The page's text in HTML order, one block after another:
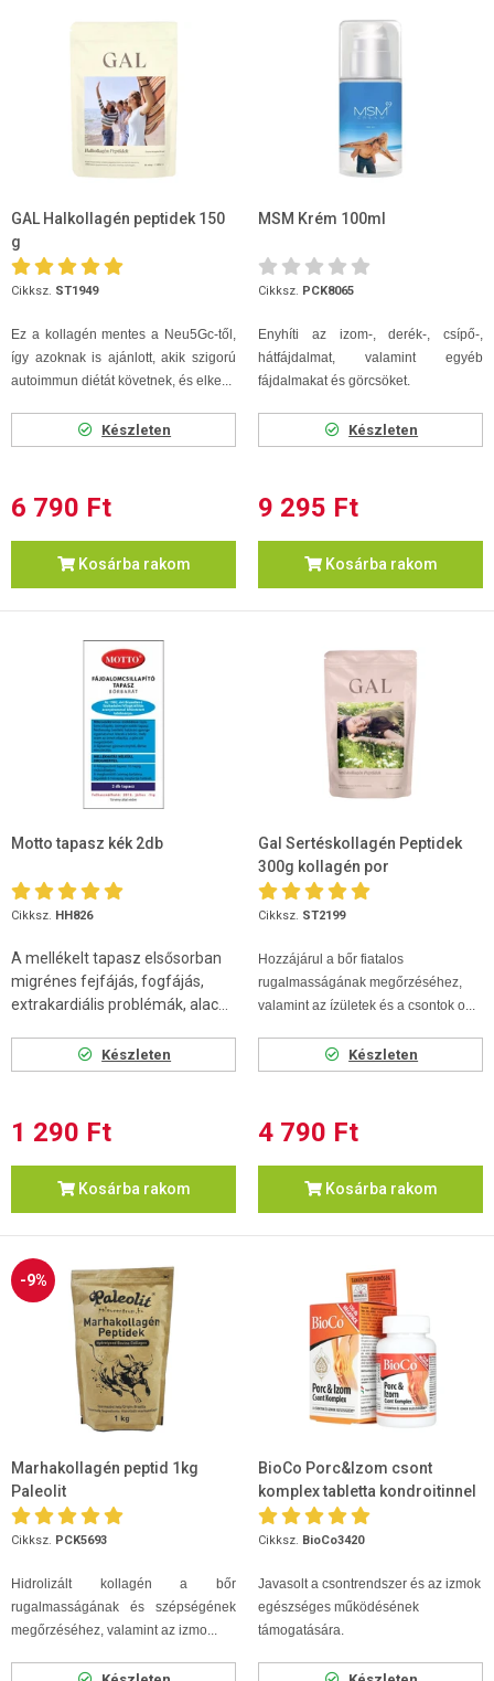
GAL Halkollagén peptidek 150
g
Cikksz. ST1949
Ez a kollagén mentes a Neu5Gc-től,
így azoknak is ajánlott, akik szigorú
autoimmun diétát követnek, és elke...
Készleten
6 790 Ft
Kosárba rakom
MSM Krém 100ml
Cikksz. PCK8065
Enyhíti az izom-, derék-, csípő-,
hátfájdalmat, valamint egyéb
fájdalmakat és görcsöket.
Készleten
9 295 Ft
Kosárba rakom
Motto tapasz kék 2db
Cikksz. HH826
A mellékelt tapasz elsősorban
migrénes fejfájás, fogfájás,
extrakardiális problémák, alac...
Készleten
1 290 Ft
Kosárba rakom
Gal Sertéskollagén Peptidek
300g kollagén por
Cikksz. ST2199
Hozzájárul a bőr fiatalos
rugalmasságának megőrzéséhez,
valamint az ízületek és a csontok o...
Készleten
4 790 Ft
Kosárba rakom
-9%
Marhakollagén peptid 1kg
Paleolit
Cikksz. PCK5693
Hidrolizált kollagén a bőr
rugalmasságának és szépségének
megőrzéséhez, valamint az izmo...
BioCo Porc&Izom csont
komplex tabletta kondroitinnel
120db
Cikksz. BioCo3420
Javasolt a csontrendszer és az izmok
egészséges működésének
támogatására.